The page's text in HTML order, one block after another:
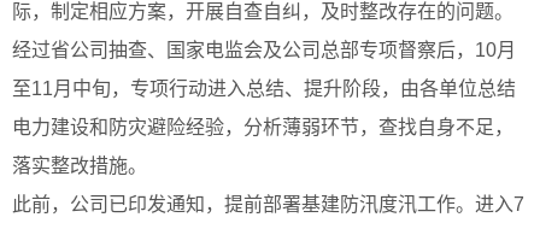
际，制定相应方案，开展自查自纠，及时整改存在的问题。
经过省公司抽查、国家电监会及公司总部专项督察后，10月
至11月中旬，专项行动进入总结、提升阶段，由各单位总结
电力建设和防灾避险经验，分析薄弱环节，查找自身不足，
落实整改措施。
此前，公司已印发通知，提前部署基建防汛度汛工作。进入7